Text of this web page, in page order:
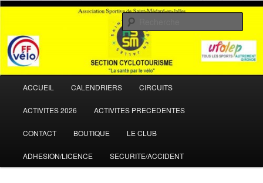
Aller
principalASSM Cyclotourisme
La santé par le vélo
principal
ACCUEIL CALENDRIERS CIRCUITS
ACTIVITES 2026 ACTIVITES PRECEDENTES
CONTACT BOUTIQUE LE CLUB
ADHESION/LICENCE SECURITE/ACCIDENT